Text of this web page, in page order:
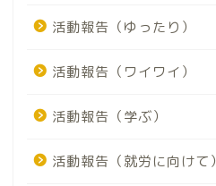
活動報告（ゆったり）
活動報告（ワイワイ）
活動報告（学ぶ）
活動報告（就労に向けて）